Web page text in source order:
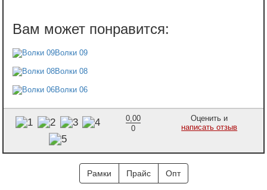
Волки 09
Волки 08
Волки 06
0,00
0
Оценить и
написать отзыв
Рамки Прайс Опт